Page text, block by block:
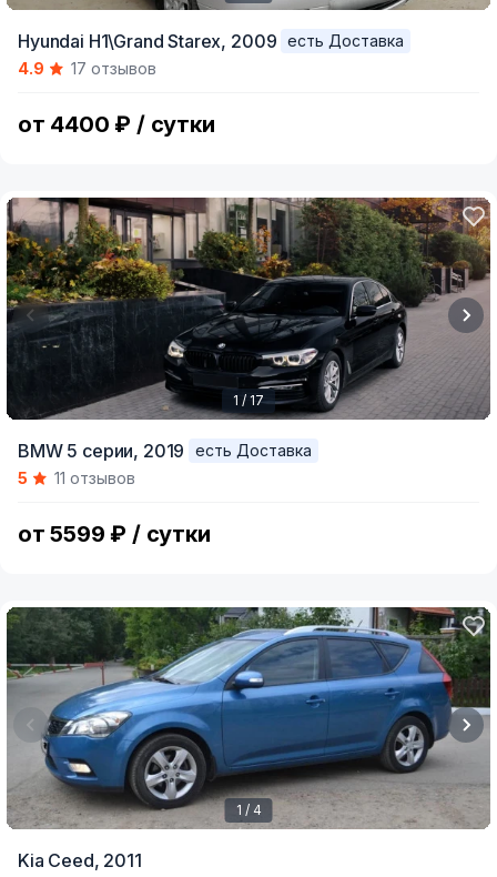
of
Hyundai H1\Grand Starex, 2009
есть Доставка
4.9
17 отзывов
от 4400 ₽ / сутки
of
1 / 17
BMW 5 серии, 2019
есть Доставка
5
11 отзывов
от 5599 ₽ / сутки
1 / 4
Kia Ceed, 2011